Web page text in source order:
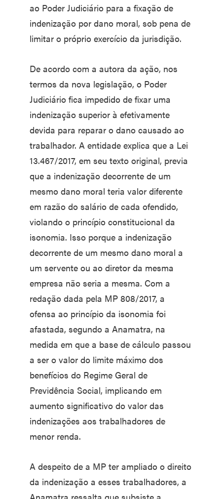
ao Poder Judiciário para a fixação de
indenização por dano moral, sob pena de
limitar o próprio exercício da jurisdição.
De acordo com a autora da ação, nos
termos da nova legislação, o Poder
Judiciário fica impedido de fixar uma
indenização superior à efetivamente
devida para reparar o dano causado ao
trabalhador. A entidade explica que a Lei
13.467/2017, em seu texto original, previa
que a indenização decorrente de um
mesmo dano moral teria valor diferente
em razão do salário de cada ofendido,
violando o princípio constitucional da
isonomia. Isso porque a indenização
decorrente de um mesmo dano moral a
um servente ou ao diretor da mesma
empresa não seria a mesma. Com a
redação dada pela MP 808/2017, a
ofensa ao princípio da isonomia foi
afastada, segundo a Anamatra, na
medida em que a base de cálculo passou
a ser o valor do limite máximo dos
benefícios do Regime Geral de
Previdência Social, implicando em
aumento significativo do valor das
indenizações aos trabalhadores de
menor renda.
A despeito de a MP ter ampliado o direito
da indenização a esses trabalhadores, a